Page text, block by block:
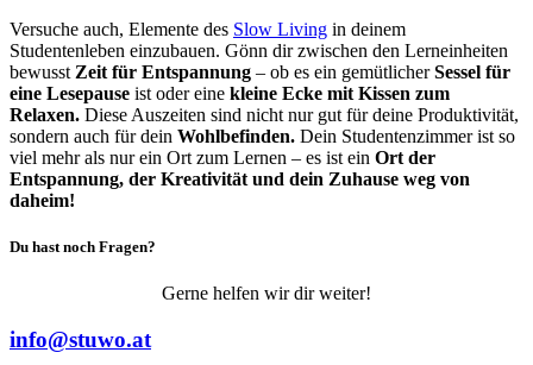
Versuche auch, Elemente des Slow Living in deinem
Studentenleben einzubauen. Gönn dir zwischen den Lerneinheiten
bewusst Zeit für Entspannung – ob es ein gemütlicherSessel für
eine Lesepause ist oder eine kleine Ecke mit Kissen zum
Relaxen. Diese Auszeiten sind nicht nur gut für deine Produktivität,
sondern auch für dein Wohlbefinden. Dein Studentenzimmer ist so
viel mehr als nur ein Ort zum Lernen – es ist ein Ort der
Entspannung, der Kreativität und dein Zuhause weg von
daheim!
Du hast noch Fragen?
Gerne helfen wir dir weiter!
info@stuwo.at